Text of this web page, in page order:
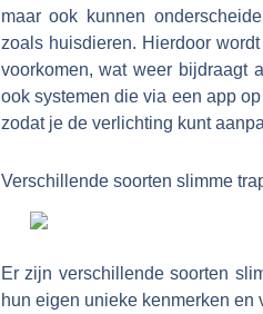
maar ook kunnen
zoals huisdieren. Hierdoor
voorkomen, wat weer bijdraagt
ook systemen die via een app
zodat je de verlichting kunt
Verschillende soorten slimme
Er zijn verschillende soorten
hun eigen unieke kenmerken